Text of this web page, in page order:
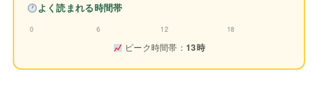
よく読まれる時間帯
0 6 12 18
ピーク時間帯：13時